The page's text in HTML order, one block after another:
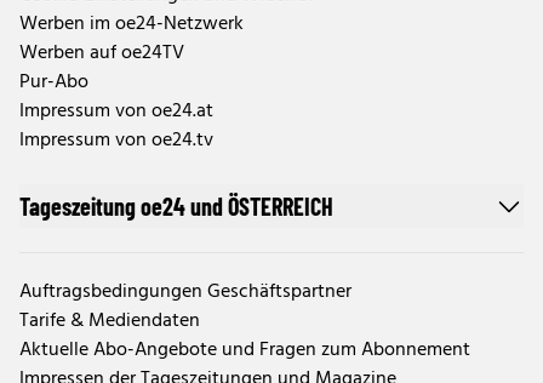
Werben im oe24-Netzwerk
Werben auf oe24TV
Pur-Abo
Impressum von oe24.at
Impressum von oe24.tv
Tageszeitung oe24 und ÖSTERREICH
Auftragsbedingungen Geschäftspartner
Tarife & Mediendaten
Aktuelle Abo-Angebote und Fragen zum Abonnement